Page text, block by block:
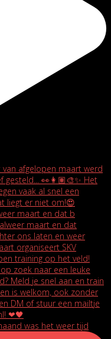
maart en dat b
was het weer tijd